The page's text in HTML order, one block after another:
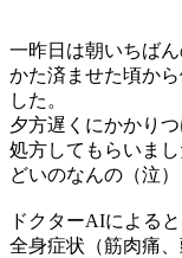
一昨日は朝いちば
かた済ませた頃か
した。
夕方遅くにかかり
処方してもらいま
どいのなんの（泣）
ドクターAIによる
全身症状（筋肉痛